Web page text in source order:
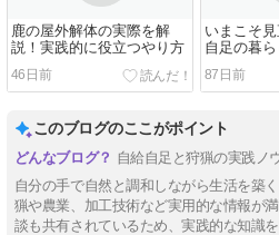
鹿の屋外解体の実際を解
説！実践的に役立つやり方
46日前
いまこそ
自足の暮
さ！ お風
る！
87日前
このブログのここがポイント
自給自足と狩猟の実践ノ
自分の手で自然と調和しながら生活を築
猟や農業、加工技術など実用的な情報が
談も共有されているため、実践的な知識